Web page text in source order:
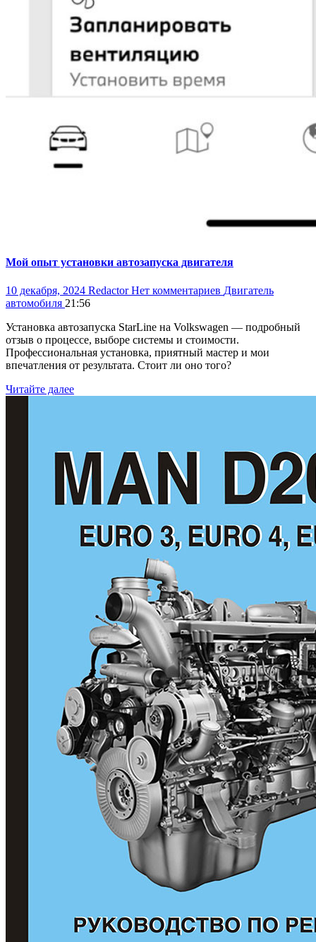
Мой опыт установки автозапуска двигателя
10 декабря, 2024 RedactorНет комментариев Двигатель
автомобиля 21:56
Установка автозапуска StarLine на Volkswagen — подробный
отзыв о процессе, выборе системы и стоимости.
Профессиональная установка, приятный мастер и мои
впечатления от результата. Стоит ли оно того?
Читайте далее